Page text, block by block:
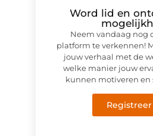
Word lid en
Neem vandaag nog
platform te verkennen!
jouw verhaal met de
welke manier jouw
kunnen motiveren en